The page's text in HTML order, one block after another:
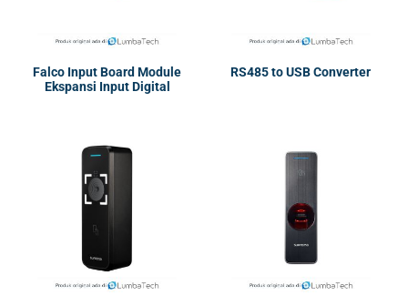
Falco Input Board Module
Ekspansi Input Digital
RS485 to USB Converter